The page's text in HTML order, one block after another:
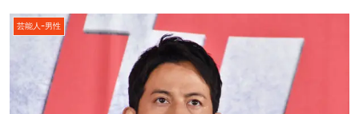
芸能人ｰ男性